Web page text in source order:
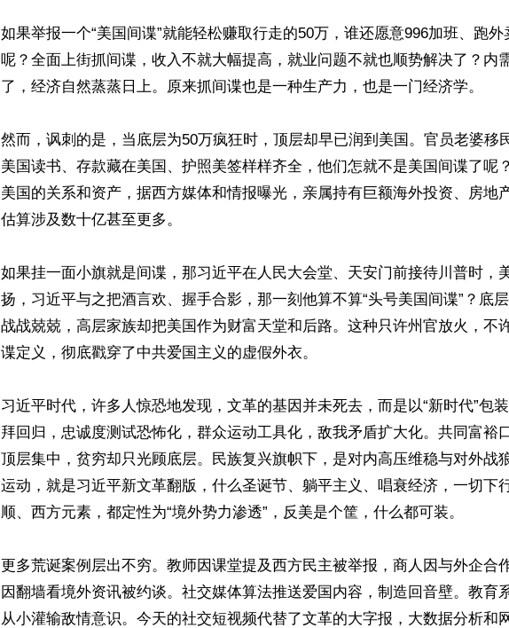
如果举报一个“美国间谍”就能轻松赚取行走的50万，谁还愿意996加班、跑
呢？全面上街抓间谍，收入不就大幅提高，就业问题不就也顺势解决了？内
了，经济自然蒸蒸日上。原来抓间谍也是一种生产力，也是一门经济学。
然而，讽刺的是，当底层为50万疯狂时，顶层却早已润到美国。官员老婆移
美国读书、存款藏在美国、护照美签样样齐全，他们怎就不是美国间谍了呢
美国的关系和资产，据西方媒体和情报曝光，亲属持有巨额海外投资、房地
估算涉及数十亿甚至更多。
如果挂一面小旗就是间谍，那习近平在人民大会堂、天安门前接待川普时，
扬，习近平与之把酒言欢、握手合影，那一刻他算不算“头号美国间谍”？底
战战兢兢，高层家族却把美国作为财富天堂和后路。这种只许州官放火，不
谍定义，彻底戳穿了中共爱国主义的虚假外衣。
习近平时代，许多人惊恐地发现，文革的基因并未死去，而是以“新时代”包
拜回归，忠诚度测试恐怖化，群众运动工具化，敌我矛盾扩大化。共同富裕
顶层集中，贫穷却只光顾底层。民族复兴旗帜下，是对内高压维稳与对外战
运动，就是习近平新文革翻版，什么圣诞节、躺平主义、唱衰经济，一切下
顺、西方元素，都定性为“境外势力渗透”，反美是个筐，什么都可装。
更多荒诞案例层出不穷。教师因课堂提及西方民主被举报，商人因与外企合
因翻墙看境外资讯被约谈。社交媒体算法推送爱国内容，制造回音壁。教育
从小灌输敌情意识。今天的社交短视频代替了文革的大字报，大数据分析和